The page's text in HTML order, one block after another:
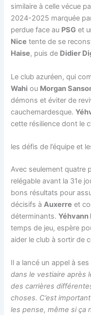
similaire à celle vécue
2024-2025 marquée
perdue face au PSG et
Nice tente de se
Haise, puis de Didier
Le club azuréen, qui
Wahi ou Morgan
démons et éviter de
cauchemardesque.
cette résilience dont le
les défis de l’équipe et
Avec seulement quatre
relégable avant la 31e
bons résultats pour
décisifs àAuxerre et
déterminants.Yéhvann
temps de jeu, espère
aider le club à sortir de
Il a lancé un appel à
dans le vestiaire après
des carrières
choses. C’est
les pense, même si ça